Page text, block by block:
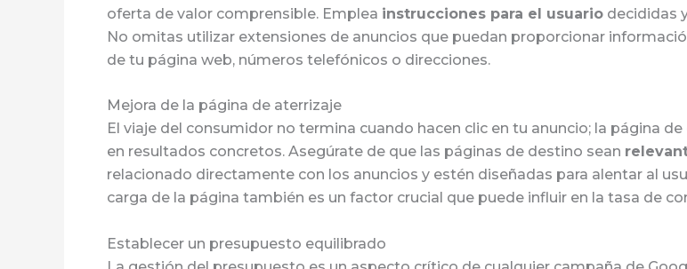
oferta de valor comprensible. Emplea instrucciones para el usuario decididas
No omitas utilizar extensiones de anuncios que puedan proporcionar
de tu página web, números telefónicos o direcciones.
Mejora de la página de aterrizaje
El viaje del consumidor no termina cuando hacen clic en tu anuncio; la página
en resultados concretos. Asegúrate de que las páginas de destino sean
relacionado directamente con los anuncios y estén diseñadas para alentar al
carga de la página también es un factor crucial que puede influir en la tasa de
Establecer un presupuesto equilibrado